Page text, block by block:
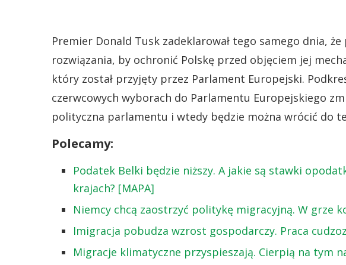
Premier Donald Tusk zadeklarował tego samego dnia,
rozwiązania, by ochronić Polskę przed objęciem jej
który został przyjęty przez Parlament Europejski.
czerwcowych wyborach do Parlamentu Europejskiego
polityczna parlamentu i wtedy będzie można wrócić do
Polecamy:
Podatek Belki będzie niższy. A jakie są stawki
krajach? [MAPA]
Niemcy chcą zaostrzyć politykę migracyjną. W grze
Imigracja pobudza wzrost gospodarczy. Praca
Migracje klimatyczne przyspieszają. Cierpią na tym